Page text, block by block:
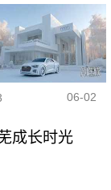
06-02
成长时光